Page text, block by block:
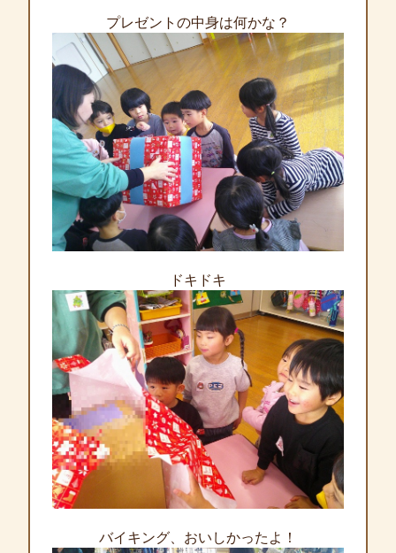
プレゼントの中身は何かな？
ドキドキ
バイキング、おいしかったよ！